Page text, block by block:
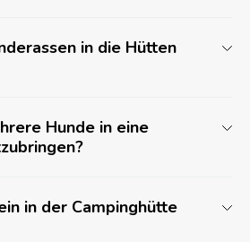
in die Hütten
Hunde in eine
in der Campinghütte